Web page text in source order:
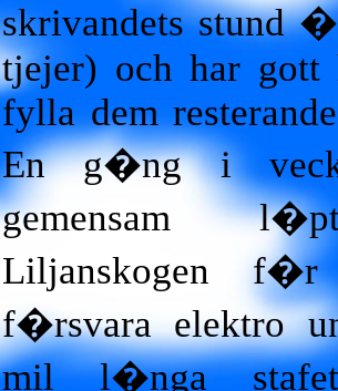
skrivandets stund
tjejer) och har gott
fylla dem
En g�ng i
gemensam
Liljanskogen
f�rsvara elektro
mil l�nga